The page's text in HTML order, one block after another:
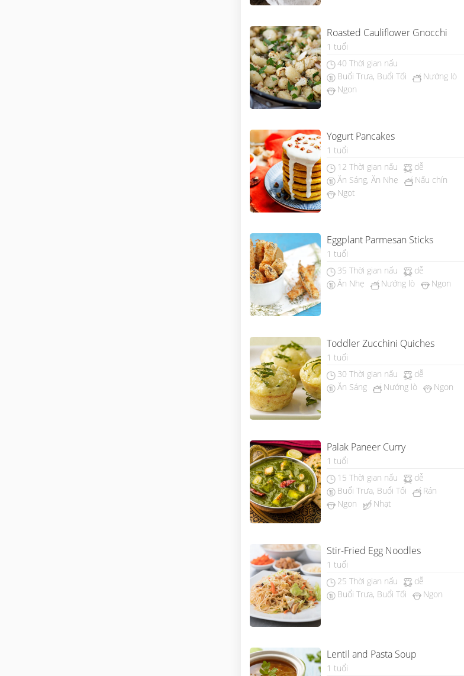
Roasted Cauliflower Gnocchi
1 tuổi
40 Thời gian nấu
Buổi Trưa, Buổi Tối
Nướng lò
Ngon
Yogurt Pancakes
1 tuổi
12 Thời gian nấu
dễ
Ăn Sáng, Ăn Nhẹ
Nấu chín
Ngọt
Eggplant Parmesan Sticks
1 tuổi
35 Thời gian nấu
dễ
Ăn Nhẹ
Nướng lò Ngon
Toddler Zucchini Quiches
1 tuổi
30 Thời gian nấu
dễ
Ăn Sáng
Nướng lò Ngon
Palak Paneer Curry
1 tuổi
15 Thời gian nấu
dễ
Buổi Trưa, Buổi Tối
Rán
Ngon
Nhạt
Stir-Fried Egg Noodles
1 tuổi
25 Thời gian nấu
dễ
Buổi Trưa, Buổi Tối
Ngon
Lentil and Pasta Soup
1 tuổi